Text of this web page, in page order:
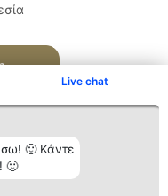
Live chat
🙂 Κάντε
🙂